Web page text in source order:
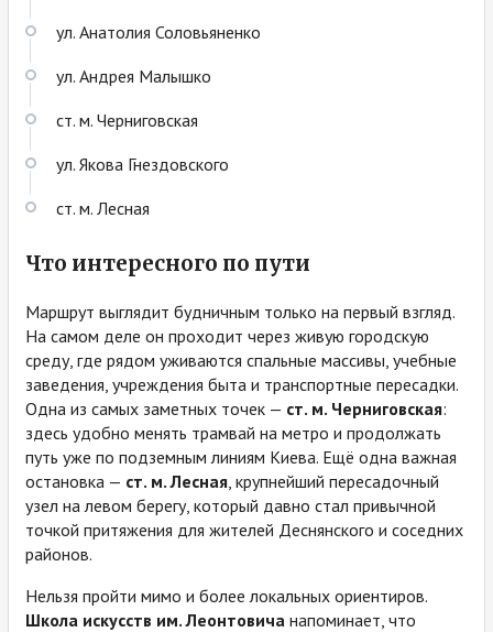
ул. Анатолия Соловьяненко
ул. Андрея Малышко
ст. м. Черниговская
ул. Якова Гнездовского
ст. м. Лесная
Что интересного по пути
Маршрут выглядит будничным только на первый взгляд.
На самом деле он проходит через живую городскую
среду, где рядом уживаются спальные массивы, учебные
заведения, учреждения быта и транспортные пересадки.
Одна из самых заметных точек — ст. м. Черниговская:
здесь удобно менять трамвай на метро и продолжать
путь уже по подземным линиям Киева. Ещё одна важная
остановка — ст. м. Лесная, крупнейший пересадочный
узел на левом берегу, который давно стал привычной
точкой притяжения для жителей Деснянского и соседних
районов.
Нельзя пройти мимо и более локальных ориентиров.
Школа искусств им. Леонтовича напоминает, что